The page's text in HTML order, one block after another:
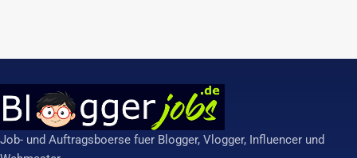
Job- und Auftragsboerse fuer Blogger, Vlogger, Influencer und